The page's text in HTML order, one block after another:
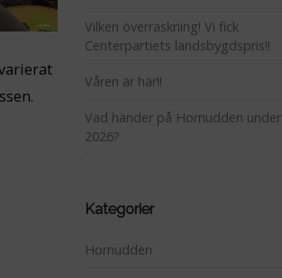
Vilken överraskning! Vi fick
Centerpartiets landsbygdspris!!
Våren är här!!
Vad händer på Hornudden under
2026?
Kategorier
Hornudden